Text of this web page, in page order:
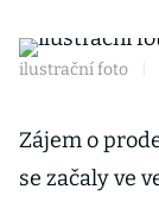
ilustrační foto
Zájem o
se začaly ve